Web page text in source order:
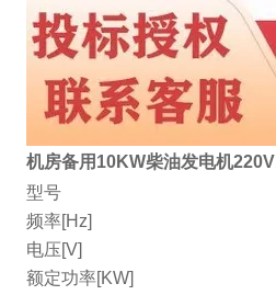
机房备用10KW柴油发电机220V
型号
频率[Hz]
电压[V]
额定功率[KW]